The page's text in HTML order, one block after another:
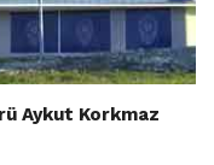
Aykut Korkmaz